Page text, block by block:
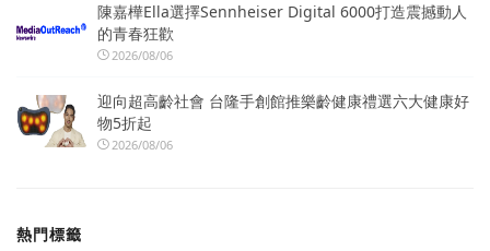
陳嘉樺Ella選擇Sennheiser Digital 6000打造震撼動人
的青春狂歡
2026/08/06
迎向超高齡社會 台隆手創館推樂齡健康禮選六大健康好
物5折起
2026/08/06
熱門標籤